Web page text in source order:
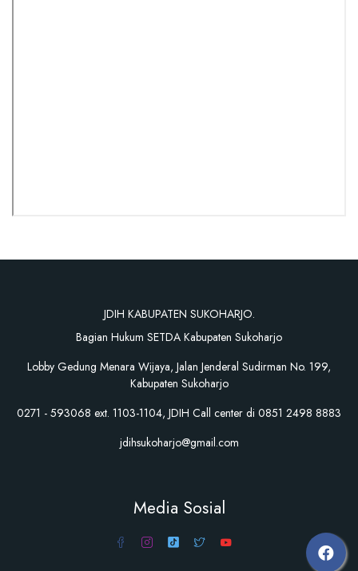
JDIH KABUPATEN SUKOHARJO.
Bagian Hukum SETDA Kabupaten Sukoharjo
Lobby Gedung Menara Wijaya, Jalan Jenderal Sudirman No. 199,
Kabupaten Sukoharjo
0271 - 593068 ext. 1103-1104, JDIH Call center di 0851 2498 8883
jdihsukoharjo@gmail.com
Media Sosial